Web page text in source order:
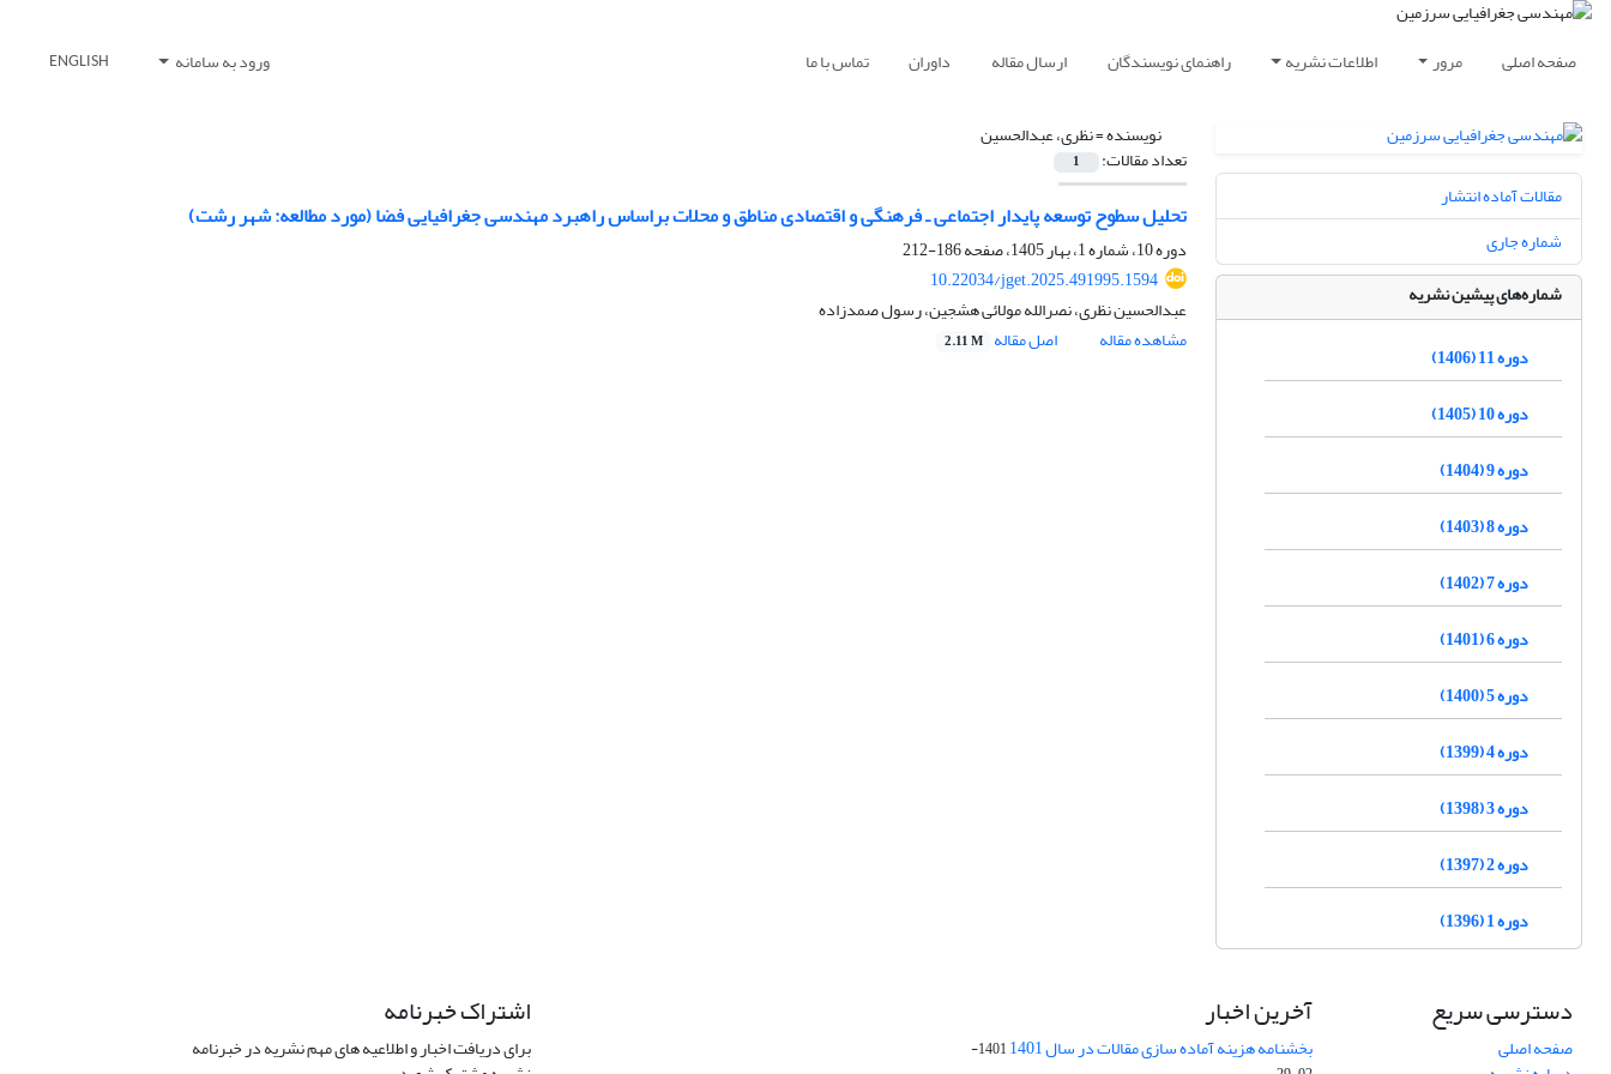
صفحه اصلی مرور اطلاعات نشریه راهنمای نویسندگان ارسال مقاله داوران تماس با ما ورود به سامانه ENGLISH
نویسنده =نظری، عبدالحسین
تعداد مقالات: 1
تحلیل سطوح توسعه پایدار اجتماعی ـ فرهنگی و اقتصادی مناطق و محلات براساس راهبرد مهندسی جغرافیایی فضا (مورد مطالعه: شهر رشت)
دوره 10، شماره 1، بهار 1405، صفحه
186-212
10.22034/jget.2025.491995.1594
عبدالحسین نظری، نصرالله مولائی هشجین، رسول صمدزاده
مشاهده مقاله
اصل مقاله 2.11 M
مقالات آماده انتشار
شماره جاری
شماره‌های پیشین نشریه
دوره 11 (1406)
دوره 10 (1405)
دوره 9 (1404)
دوره 8 (1403)
دوره 7 (1402)
دوره 6 (1401)
دوره 5 (1400)
دوره 4 (1399)
دوره 3 (1398)
دوره 2 (1397)
دوره 1 (1396)
دسترسی سریع
صفحه اصلی
آخرین اخبار
بخشنامه هزینه آماده سازی مقالات در سال 1401
1401-
اشتراک خبرنامه
برای دریافت اخبار و اطلاعیه های مهم نشریه در خبرنامه